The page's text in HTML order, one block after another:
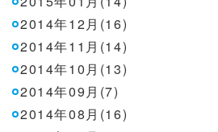
2014年12月(16)
2014年11月(14)
2014年10月(13)
2014年09月(7)
2014年08月(16)